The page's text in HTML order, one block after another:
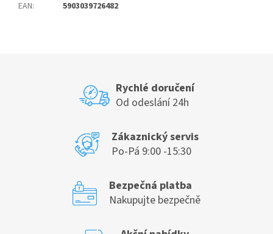
EAN: 5903039726482
Rychlé doručení
Od odeslání 24h
Zákaznický servis
Po-Pá 9:00 -15:30
Bezpečná platba
Nakupujte bezpečně